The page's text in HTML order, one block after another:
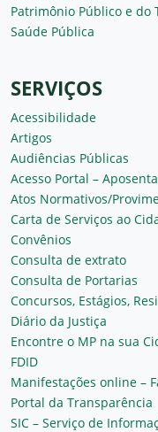
Patrimônio Público e do
Saúde Pública
SERVIÇOS
Acessibilidade
Artigos
Audiências Públicas
Acesso Portal –
Atos Normativos/
Carta de Serviços ao
Convênios
Consulta de extrato
Consulta de Portarias
Concursos, Estágios,
Diário da Justiça
Encontre o MP na sua
FDID
Manifestações online –
Portal da Transparência
SIC – Serviço de